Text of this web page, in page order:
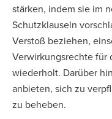
stärken, indem sie im
Schutzklauseln
Verstoß beziehen,
Verwirkungsrechte für
wiederholt. Darüber
anbieten, sich zu
zu beheben.